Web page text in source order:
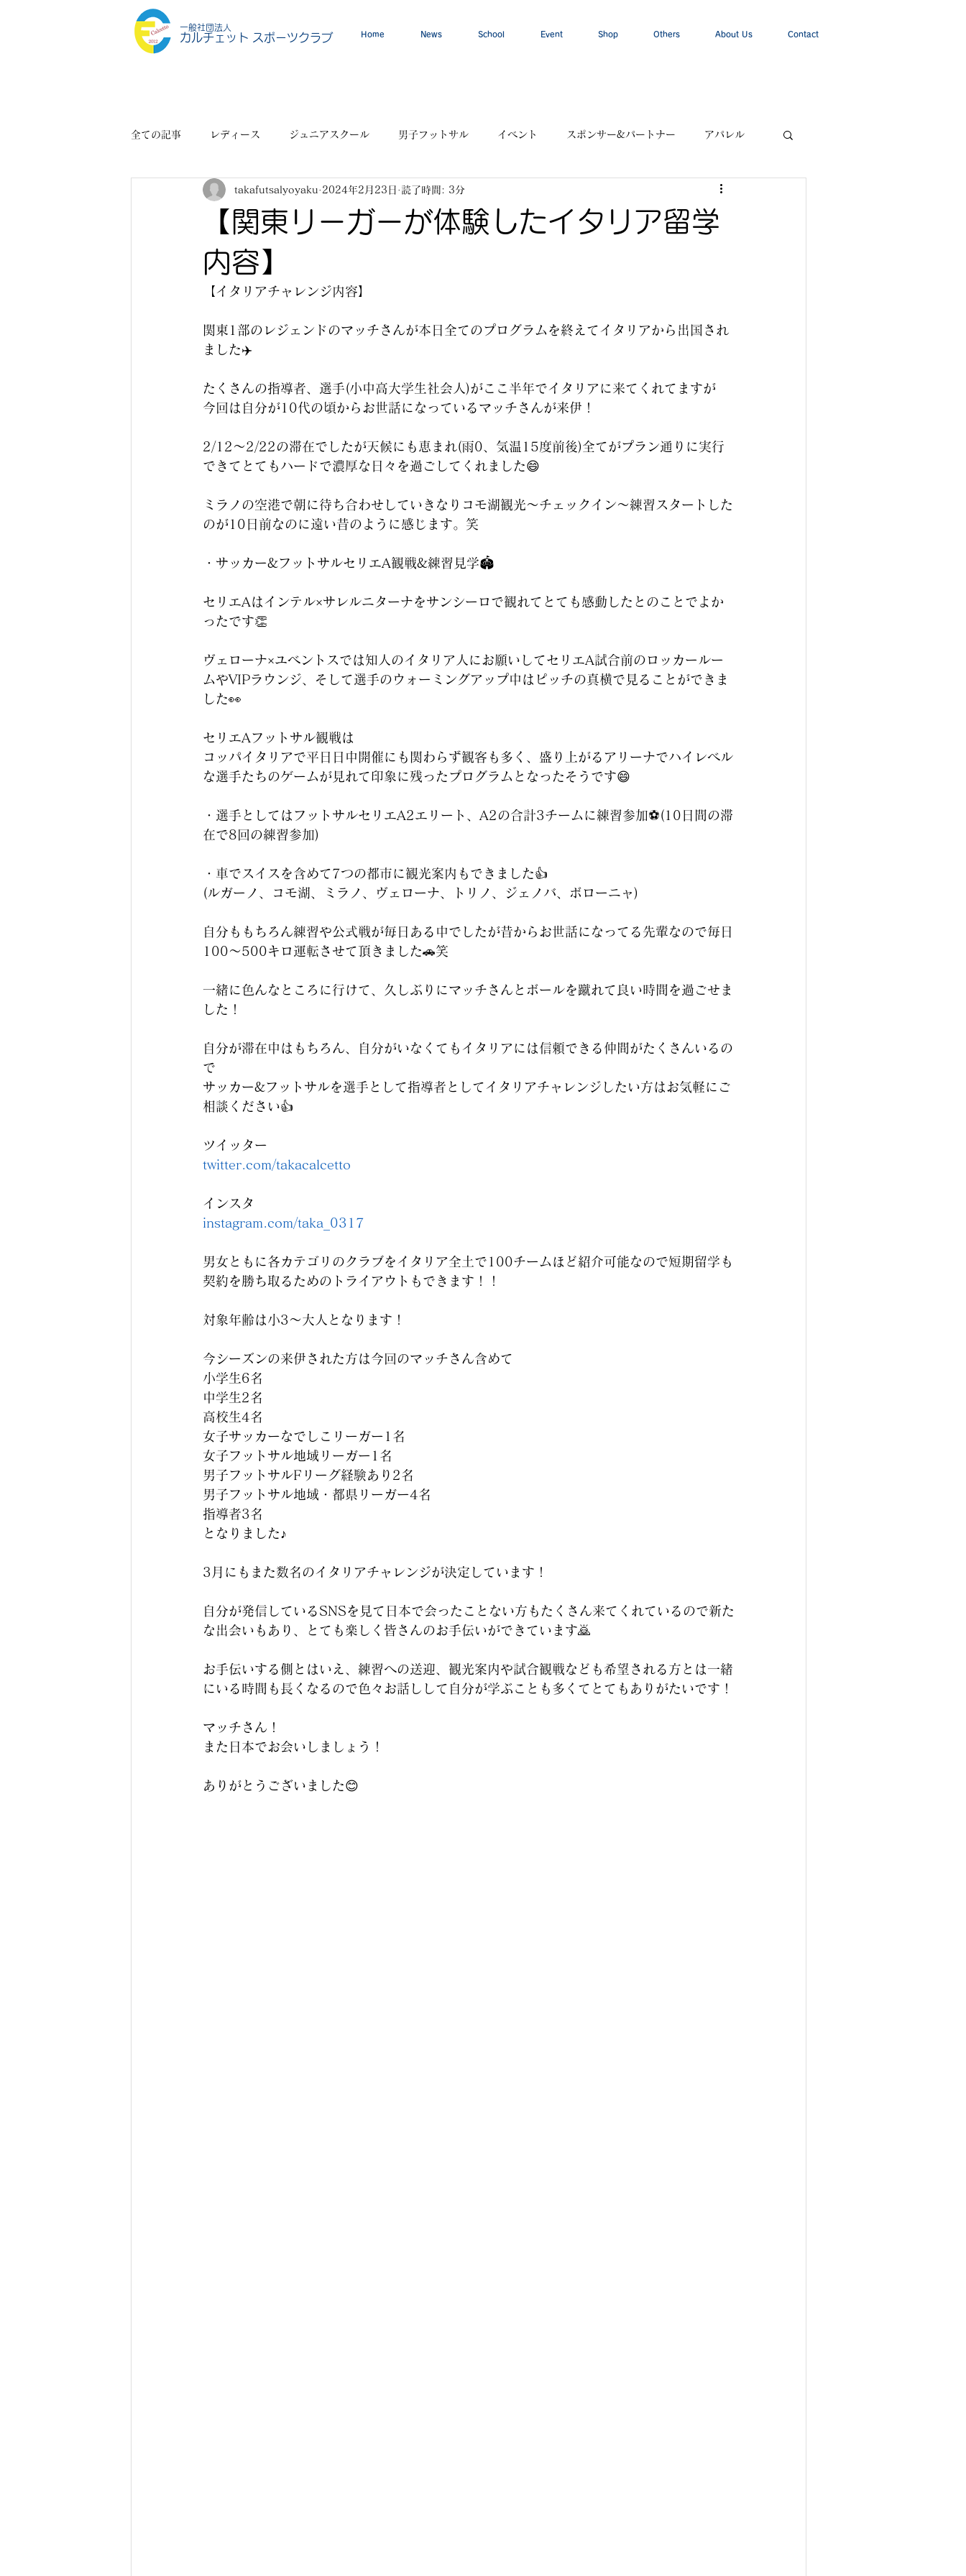
Home News School Event Shop Others About Us Contact
一般社団法人
カルチェット スポーツクラブ
全ての記事 レディース ジュニアスクール 男子フットサル イベント スポンサー&パートナー アパレル
スポーツショップ その他
【関東リーガーが体験したイタリア留学
内容】
takafutsalyoyaku 2024年2月23日 読了時間: 3分
【イタリアチャレンジ内容】
関東1部のレジェンドのマッチさんが本日全てのプログラムを終えてイタリアから出国され
ました✈️
たくさんの指導者、選手(小中高大学生社会人)がここ半年でイタリアに来てくれてますが
今回は自分が10代の頃からお世話になっているマッチさんが来伊！
2/12〜2/22の滞在でしたが天候にも恵まれ(雨0、気温15度前後)全てがプラン通りに実行
できてとてもハードで濃厚な日々を過ごしてくれました😄
ミラノの空港で朝に待ち合わせしていきなりコモ湖観光〜チェックイン〜練習スタートした
のが10日前なのに遠い昔のように感じます。笑
・サッカー&フットサルセリエA観戦&練習見学🏟️
セリエAはインテル×サレルニターナをサンシーロで観れてとても感動したとのことでよか
ったです👏
ヴェローナ×ユベントスでは知人のイタリア人にお願いしてセリエA試合前のロッカールー
ムやVIPラウンジ、そして選手のウォーミングアップ中はピッチの真横で見ることができま
した👀
セリエAフットサル観戦は
コッパイタリアで平日日中開催にも関わらず観客も多く、盛り上がるアリーナでハイレベル
な選手たちのゲームが見れて印象に残ったプログラムとなったそうです😄
・選手としてはフットサルセリエA2エリート、A2の合計3チームに練習参加⚽️(10日間の滞
在で8回の練習参加)
・車でスイスを含めて7つの都市に観光案内もできました👍
(ルガーノ、コモ湖、ミラノ、ヴェローナ、トリノ、ジェノバ、ボローニャ)
自分ももちろん練習や公式戦が毎日ある中でしたが昔からお世話になってる先輩なので毎日
100〜500キロ運転させて頂きました🚗笑
一緒に色んなところに行けて、久しぶりにマッチさんとボールを蹴れて良い時間を過ごせま
した！
自分が滞在中はもちろん、自分がいなくてもイタリアには信頼できる仲間がたくさんいるの
で
サッカー&フットサルを選手として指導者としてイタリアチャレンジしたい方はお気軽にご
相談ください👍
ツイッター
twitter.com/takacalcetto
インスタ
instagram.com/taka_0317
男女ともに各カテゴリのクラブをイタリア全土で100チームほど紹介可能なので短期留学も
契約を勝ち取るためのトライアウトもできます！！
対象年齢は小3〜大人となります！
今シーズンの来伊された方は今回のマッチさん含めて
小学生6名
中学生2名
高校生4名
女子サッカーなでしこリーガー1名
女子フットサル地域リーガー1名
男子フットサルFリーグ経験あり2名
男子フットサル地域・都県リーガー4名
指導者3名
となりました♪
3月にもまた数名のイタリアチャレンジが決定しています！
自分が発信しているSNSを見て日本で会ったことない方もたくさん来てくれているので新た
な出会いもあり、とても楽しく皆さんのお手伝いができています🙇
お手伝いする側とはいえ、練習への送迎、観光案内や試合観戦なども希望される方とは一緒
にいる時間も長くなるので色々お話しして自分が学ぶことも多くてとてもありがたいです！
マッチさん！
また日本でお会いしましょう！
ありがとうございました😊